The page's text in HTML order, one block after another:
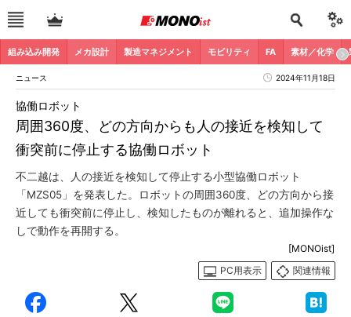
組み込み開発 メカ設計 製造マネジメント モビリティ FA 素材／化学
ニュース 2024年11月18日
周囲360度、どの方向からも人の接近を検知して
衝突前に停止する協働ロボット
協働ロボット
不二越は、人の接近を検知して停止する小型協働ロボット
「MZS05」を発表した。ロボットの周囲360度、どの方向から接
近しても衝突前に停止し、検知したものが離れると、追加操作な
しで動作を再開する。
[MONOist]
PC用表示
関連情報